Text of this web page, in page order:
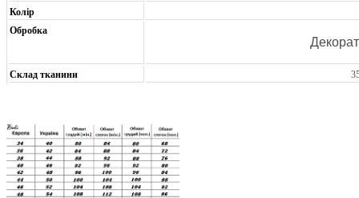
Колір
Обробка
Склад тканини